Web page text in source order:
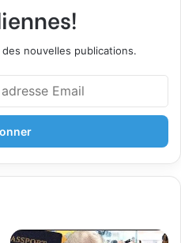
nouvelles publications.